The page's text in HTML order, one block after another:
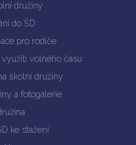
družiny
do ŠD
pro rodiče
volného času
školní družiny
a fotogalerie
ke stažení